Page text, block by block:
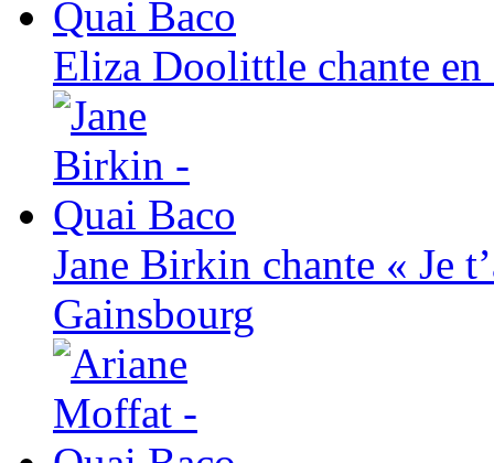
Eliza Doolittle chante
Jane Birkin chante « Je
Gainsbourg